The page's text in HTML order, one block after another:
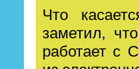
Что
заметил,
работает с